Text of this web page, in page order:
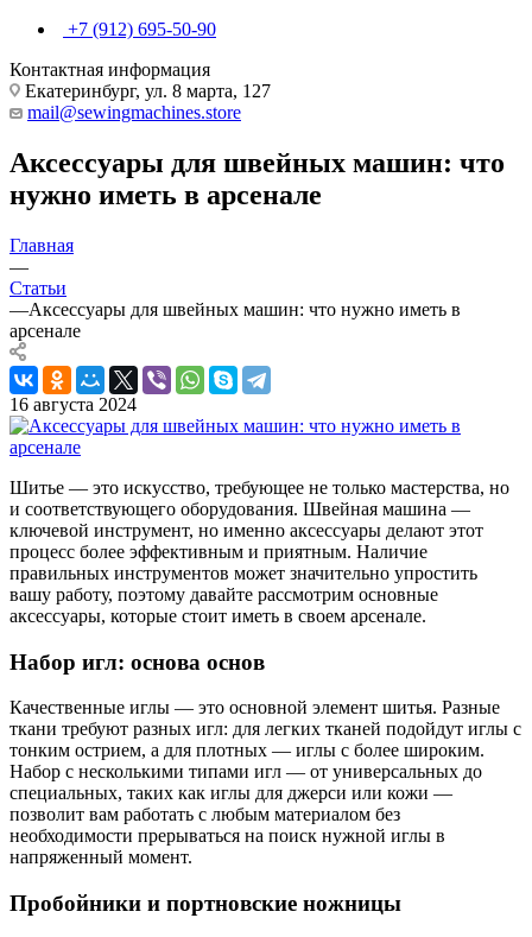
+7 (912) 695-50-90
Контактная информация
Екатеринбург, ул. 8 марта, 127
mail@sewingmachines.store
Аксессуары для швейных машин: что
нужно иметь в арсенале
Главная
—
Статьи
—Аксессуары для швейных машин: что нужно иметь в
арсенале
16 августа 2024
Шитье — это искусство, требующее не только мастерства, но
и соответствующего оборудования. Швейная машина —
ключевой инструмент, но именно аксессуары делают этот
процесс более эффективным и приятным. Наличие
правильных инструментов может значительно упростить
вашу работу, поэтому давайте рассмотрим основные
аксессуары, которые стоит иметь в своем арсенале.
Набор игл: основа основ
Качественные иглы — это основной элемент шитья. Разные
ткани требуют разных игл: для легких тканей подойдут иглы с
тонким острием, а для плотных — иглы с более широким.
Набор с несколькими типами игл — от универсальных до
специальных, таких как иглы для джерси или кожи —
позволит вам работать с любым материалом без
необходимости прерываться на поиск нужной иглы в
напряженный момент.
Пробойники и портновские ножницы